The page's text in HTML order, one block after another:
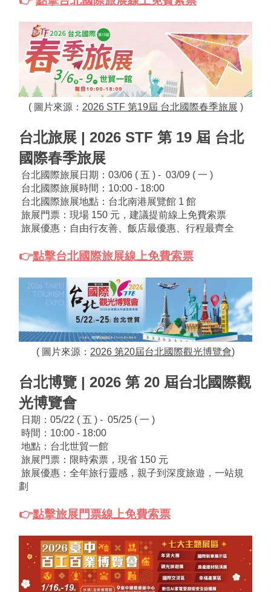
( 圖片來源： 2026 STF 第19屆 台北國際春季旅展 )
台北旅展 | 2026 STF 第 19 屆 台北
國際春季旅展
台北國際旅展日期：03/06 ( 五 ) -  03/09 ( 一 )
台北國際旅展時間：10:00 - 18:00
台北國際旅展地點：台北南港展覽館 1 館
旅展門票：現場 150 元，建議提前線上免費索票
旅展優惠： 自由行友善、飯店最優惠、行程最齊全
👉點擊台北國際旅展線上免費索票
( 圖片來源： 2026 第20屆台北國際觀光博覽會)
台北博覽 | 2026 第 20 屆台北國際觀
光博覽會
日期：05/22 ( 五 ) -  05/25 ( 一 )
時間：10:00 - 18:00
地點：台北世貿一館
旅展門票：限時索票，現省 150 元
旅展優惠：全年旅行靈感， 親子到深度旅遊，一站規
劃
👉點擊旅展門票線上免費索票